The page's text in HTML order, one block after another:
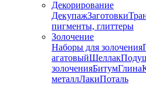
Декорирование
ДекупажЗаготовки
пигменты, глиттеры
Золочение
Наборы для золочения
агатовыйШеллак
золоченияБитумГлина
металлЛакиПоталь